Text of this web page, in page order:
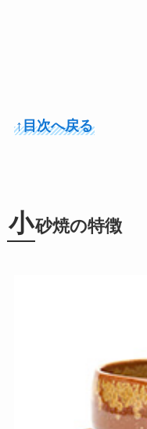
↑目次へ戻る
小砂焼の特徴